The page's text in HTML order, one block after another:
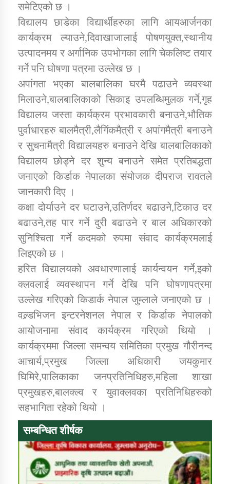
कर्णाली प्राविधि शिक्षालय जुम्लाको सुचना
तातोपानी गाउँपालिकाको न्यायिक समिति सम्बन्धी सन्देश
तातोपानी गाउँपालिका जुम्लाको महिला तथा लैङ्गिक हिंसा
सम्बन्धी सूचना सन्देश
तातोपानी गाउँपालिका जुम्लाको महिनावारी सम्बन्धिकाे
सन्देश
तातोपानी गाउँपालिका जुम्लाको बालविवाह सन्देश
तातोपानी गाउँपालिका जुम्लाको सूचना
तातोपानी गाउँपालिका जुम्लाको सूचना
समेटिएको छ ।
विद्यालय छाडेका विद्यार्थीहरुका लागि आयआर्जनका
कार्यक्रम ल्याउने,दिवाखाजालाई पोषणयुक्त,स्थानीय
उत्पादनमय र अर्गानिक उपभोगका लागि चेकलिष्ट तयार
गर्ने पनि घोषणा पत्रमा उल्लेख छ ।
अपांगता भएका बालबालिका घरमै पढाउने व्यवस्था
मिलाउने,बालबालिकाको सिकाइ उपलब्धिमुलक गर्ने,गृह
विद्यालय जस्ता कार्यक्रम प्रभावकारी बनाउने,भौतिक
पुर्वाधारहरु बालमैत्री,लैगिंकमैत्री र अपांगमैत्री बनाउने
र सुचनामैत्री विद्यालयहरु बनाउने देखि बालबालिकाको
विद्यालय छोड्ने दर शुन्य बनाउने समेत प्रतिबद्धता
जनाएको किर्डाक नेपालका संयोजक दीपराज रावतले
जानकारी दिए ।
कक्षा दोर्याउने दर घटाउने,उतिर्णदर बढाउने,टिकाउ दर
बढाउने,तह पार गर्ने दुरी बढाउने र बाल अधिकारको
सुनिश्चिता गर्ने कदमको रुपमा संवाद कार्यक्रमलाई
लिइएको छ ।
हरित विद्यालयको अवधारणालाई कार्यन्वयन गर्ने,इको
क्लवलाई व्यवस्थापन गर्ने देखि पनि घोषणापत्रमा
उल्लेख गरिएको किडार्क नेपाल जुम्लाले जनाएको छ ।
वल्र्डभिजन इन्टरनेशनल नेपाल र किर्डाक नेपालको
आयोजनामा संवाद कार्यक्रम गरिएको थियो ।
कार्यक्रममा जिल्ला समन्वय समितिका प्रमुख गौरीनन्द
आचार्य,प्रमुख जिल्ला अधिकारी जयकुमार
घिमिरे,पालिकाका जनप्रतिनिधिहरु,महिला शाखा
प्रमुखहरु,बालक्ल्व र युवाक्लवका प्रतिनिधिहरुको
सहभागिता रहेको थियो ।
सम्बन्धित शीर्षक